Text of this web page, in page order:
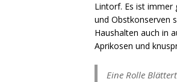
Lintorf. Es ist immer
und Obstkonserven
Haushalten auch in
Aprikosen und
Eine Rolle